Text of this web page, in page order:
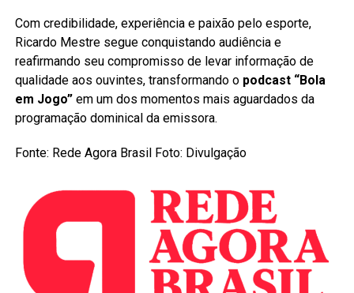
Com credibilidade, experiência e paixão pelo esporte,
Ricardo Mestre segue conquistando audiência e
reafirmando seu compromisso de levar informação de
qualidade aos ouvintes, transformando o podcast “Bola
em Jogo”em um dos momentos mais aguardados da
programação dominical da emissora.
Fonte: Rede Agora Brasil Foto: Divulgação